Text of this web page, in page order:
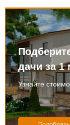
дачи за 1
Узнайте